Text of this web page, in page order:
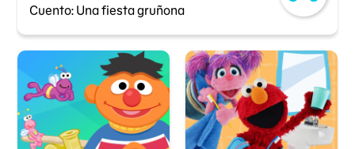
Cuento: Una fiesta gruñona